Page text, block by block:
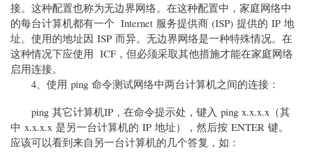
接。这种配置也称为无边界网络。在这种配置中，家庭网络中
的每台计算机都有一个 Internet 服务提供商 (ISP) 提供的 IP 地
址。使用的地址因 ISP 而异。无边界网络是一种特殊情况。在
这种情况下应使用 ICF，但必须采取其他措施才能在家庭网络
启用连接。
4、使用 ping 命令测试网络中两台计算机之间的连接：
ping 其它计算机IP，在命令提示处，键入 ping x.x.x.x（其
中 x.x.x.x 是另一台计算机的 IP 地址），然后按 ENTER 键。
应该可以看到来自另一台计算机的几个答复，如：